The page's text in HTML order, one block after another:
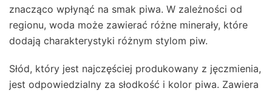
znacząco wpłynąć na smak piwa. W zależności od
regionu, woda może zawierać różne minerały, które
dodają charakterystyki różnym stylom piw.
Słód, który jest najczęściej produkowany z jęczmienia,
jest odpowiedzialny za słodkość i kolor piwa. Zawiera